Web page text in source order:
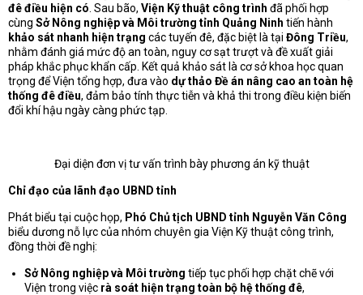
đê điều hiện có . Sau bão, Viện Kỹ thuật công trình đã phối hợp
cùng Sở Nông nghiệp và Môi trường tỉnh Quảng Ninh tiến hành
khảo sát nhanh hiện trạng các tuyến đê, đặc biệt là tại Đông Triều,
nhằm đánh giá mức độ an toàn, nguy cơ sạt trượt và đề xuất giải
pháp khắc phục khẩn cấp. Kết quả khảo sát là cơ sở khoa học quan
trọng để Viện tổng hợp, đưa vào dự thảo Đề án nâng cao an toàn hệ
thống đê điều, đảm bảo tính thực tiễn và khả thi trong điều kiện biến
đổi khí hậu ngày càng phức tạp.
Đại diện đơn vị tư vấn trình bày phương án kỹ thuật
Chỉ đạo của lãnh đạo UBND tỉnh
Phát biểu tại cuộc họp, Phó Chủ tịch UBND tỉnh Nguyễn Văn Công
biểu dương nỗ lực của nhóm chuyên gia Viện Kỹ thuật công trình,
đồng thời đề nghị:
Sở Nông nghiệp và Môi trường tiếp tục phối hợp chặt chẽ với
Viện trong việc rà soát hiện trạng toàn bộ hệ thống đê,